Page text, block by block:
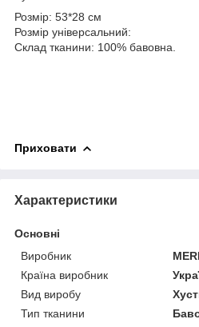
Розмір: 53*28 см
Розмір універсальний:
Склад тканини: 100% бавовна.
Приховати
Характеристики
Основні
Виробник
Країна виробник
Вид виробу
Тип тканини